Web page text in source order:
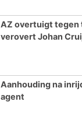
AZ overtuigt tegen
verovert Johan
Aanhouding na
agent